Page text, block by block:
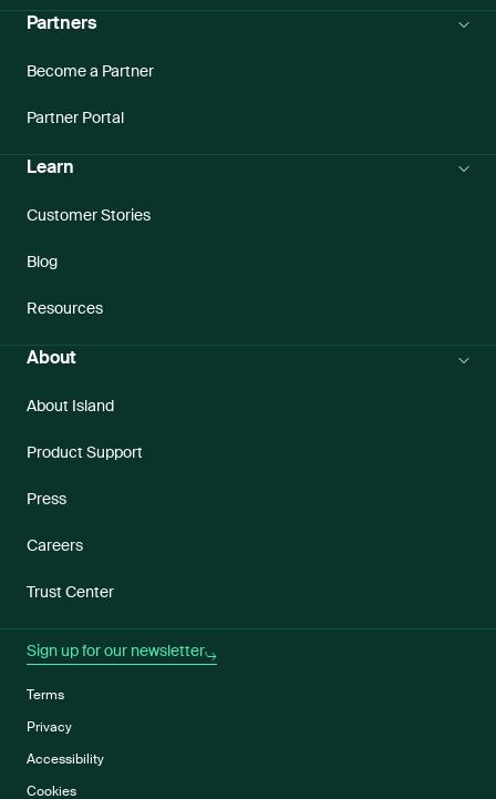
Partners
Become a Partner
Partner Portal
Learn
Customer Stories
Blog
Resources
About
About Island
Product Support
Press
Careers
Trust Center
Sign up for our newsletter
Terms
Privacy
Accessibility
Cookies